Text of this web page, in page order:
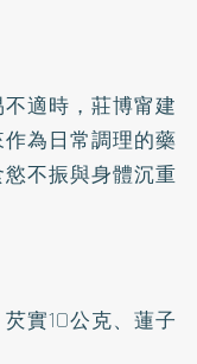
適時，莊博甯建
為日常調理的藥
不振與身體沉重
實10公克、蓮子